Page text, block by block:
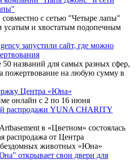
с сетью "Четыре лапы"
усатым и хвостатым подопечным
запустили сайт, где можно
названий для самых разных сфер,
пожертвование на любую сумму в
Центра «Юна»
онлайн с 2 по 16 июня
распродажи YUNA CHARITY
в «Цветном» состоялась
распродажа от Центра
животных «Юна»
открывает свои двери для